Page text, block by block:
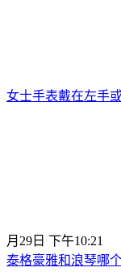
女士手表戴在左手
月29日 下午10:21
泰格豪雅和浪琴哪